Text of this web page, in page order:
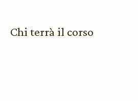
Chi terrà il corso